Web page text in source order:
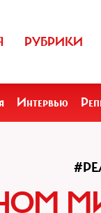
РУБРИКИ
Интервью